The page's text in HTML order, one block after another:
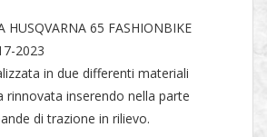
HUSQVARNA 65 FASHIONBIKE
2023
in due differenti materiali
rinnovata inserendo nella parte
di trazione in rilievo.